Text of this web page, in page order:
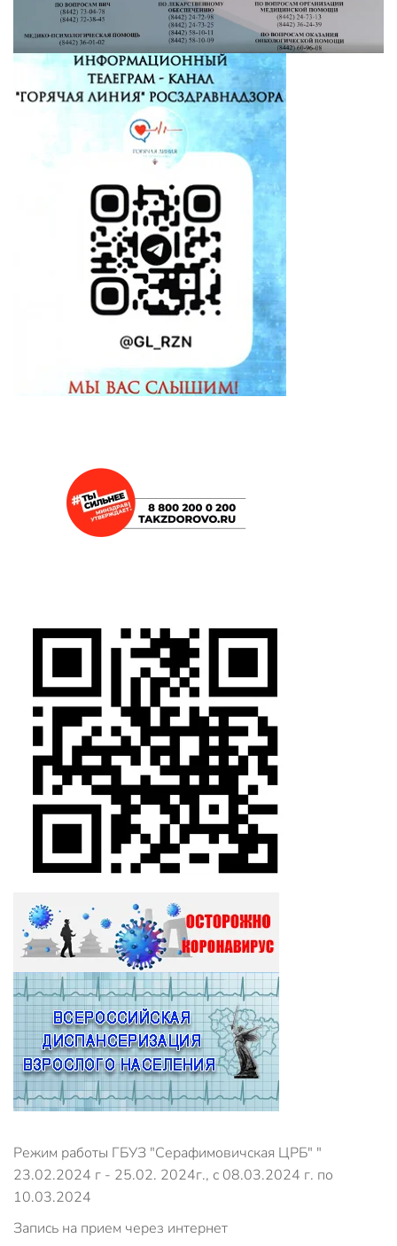
Режим работы ГБУЗ "Серафимовичская ЦРБ" "
23.02.2024 г - 25.02. 2024г., с 08.03.2024 г. по
10.03.2024
Запись на прием через интернет